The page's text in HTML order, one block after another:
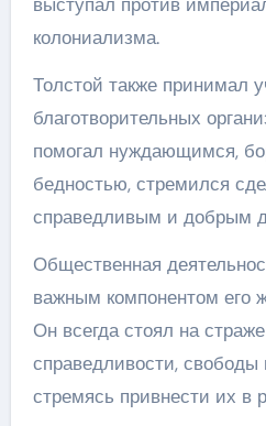
колониализма.
Толстой также принимал
благотворительных
помогал нуждающимся,
бедностью, стремился
справедливым и добрым
Общественная
важным компонентом его
Он всегда стоял на
справедливости, свободы
стремясь привнести их в